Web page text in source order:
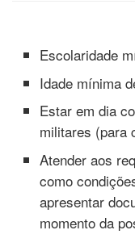
Escolaridade
Idade mínima
Estar em dia
militares (para
Atender aos
como
apresentar
momento da